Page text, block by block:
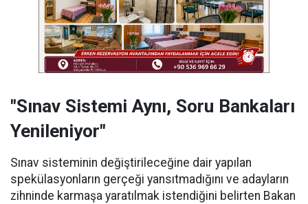
"Sınav Sistemi Aynı, Soru Bankaları
Yenileniyor"
Sınav sisteminin değiştirileceğine dair yapılan
spekülasyonların gerçeği yansıtmadığını ve adayların
zihninde karmaşa yaratılmak istendiğini belirten Bakan